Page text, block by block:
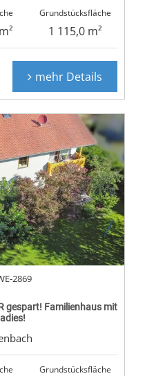
Grundstücksfläche
1 115,0 m²
mehr Details
gespart! Familienhaus mit
2869
Grundstücksfläche